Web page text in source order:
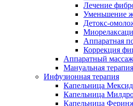
Лечение
Уменьшение
Детокс-
Аппаратная
Коррекция
Аппаратный массаж
Мануальная терапия
Инфузионная терапия
Капельница
Капельница
Капельница